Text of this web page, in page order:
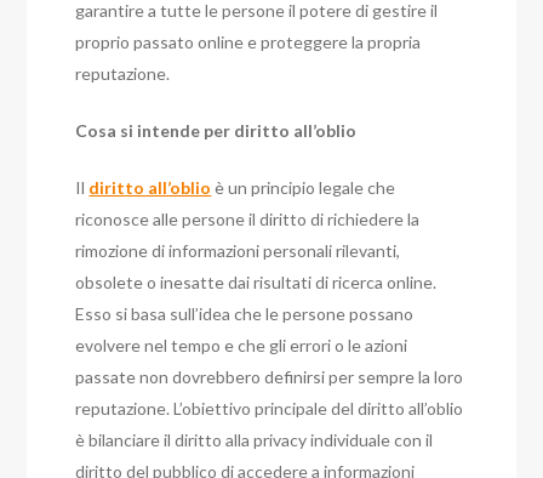
garantire a tutte le persone il potere di gestire il
proprio passato online e proteggere la propria
reputazione.
Cosa si intende per diritto all’oblio
Il diritto all’oblio è un principio legale che
riconosce alle persone il diritto di richiedere la
rimozione di informazioni personali rilevanti,
obsolete o inesatte dai risultati di ricerca online.
Esso si basa sull’idea che le persone possano
evolvere nel tempo e che gli errori o le azioni
passate non dovrebbero definirsi per sempre la loro
reputazione. L’obiettivo principale del diritto all’oblio
è bilanciare il diritto alla privacy individuale con il
diritto del pubblico di accedere a informazioni